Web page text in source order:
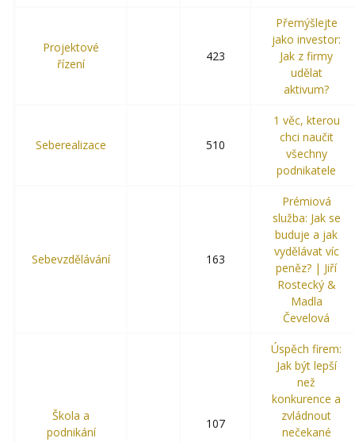
Projektové
řízení
423
Přemýšlejte
jako investor:
Jak z firmy
udělat
aktivum?
Seberealizace 510
1 věc, kterou
chci naučit
všechny
podnikatele
Sebevzdělávání 163
Prémiová
služba: Jak se
buduje a jak
vydělávat víc
peněz? | Jiří
Rostecký &
Madla
Čevelová
Škola a
podnikání
107
Úspěch firem:
Jak být lepší
než
konkurence a
zvládnout
nečekané